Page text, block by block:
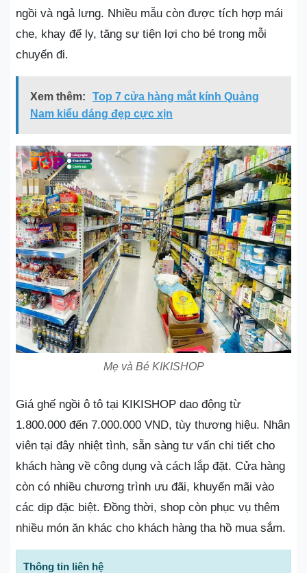
ngồi và ngả lưng. Nhiều mẫu còn được tích hợp mái
che, khay để ly, tăng sự tiện lợi cho bé trong mỗi
chuyến đi.
Xem thêm:
Top 7 cửa hàng mắt kính Quảng
Nam kiểu dáng đẹp cực xịn
Mẹ và Bé KIKISHOP
Giá ghế ngồi ô tô tại KIKISHOP dao động từ
1.800.000 đến 7.000.000 VND, tùy thương hiệu. Nhân
viên tại đây nhiệt tình, sẵn sàng tư vấn chi tiết cho
khách hàng về công dụng và cách lắp đặt. Cửa hàng
còn có nhiều chương trình ưu đãi, khuyến mãi vào
các dịp đặc biệt. Đồng thời, shop còn phục vụ thêm
nhiều món ăn khác cho khách hàng tha hồ mua sắm.
Thông tin liên hệ